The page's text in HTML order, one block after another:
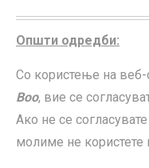
Општи одредби:
Со користење на веб-
Boo, вие се
Ако не се
молиме не користете